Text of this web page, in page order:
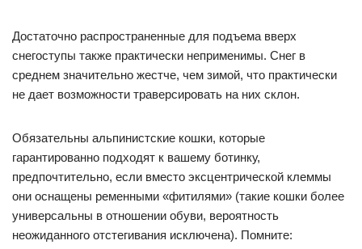
Достаточно распространенные для подъема вверх
снегоступы также практически неприменимы. Снег в
среднем значительно жестче, чем зимой, что практически
не дает возможности траверсировать на них склон.
Обязательны альпинистские кошки, которые
гарантированно подходят к вашему ботинку,
предпочтительно, если вместо эксцентрической клеммы
они оснащены ременными «фитилями» (такие кошки более
универсальны в отношении обуви, вероятность
неожиданного отстегивания исключена). Помните: